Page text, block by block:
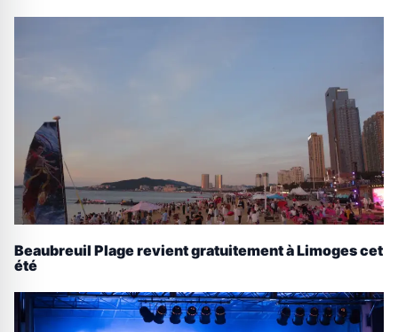
Beaubreuil Plage revient gratuitement à Limoges cet
été